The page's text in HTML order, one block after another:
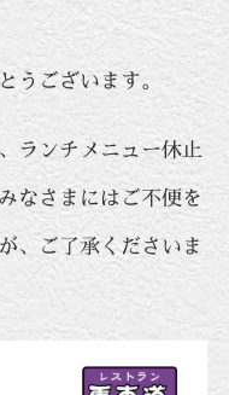
うございます。
ランチメニュー休止
なさまにはご不便を
、ご了承くださいま